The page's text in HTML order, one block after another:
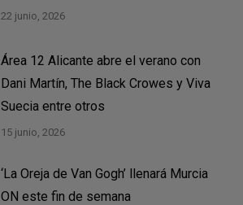
22 junio, 2026
Área 12 Alicante abre el verano con
Dani Martín, The Black Crowes y Viva
Suecia entre otros
15 junio, 2026
‘La Oreja de Van Gogh’ llenará Murcia
ON este fin de semana